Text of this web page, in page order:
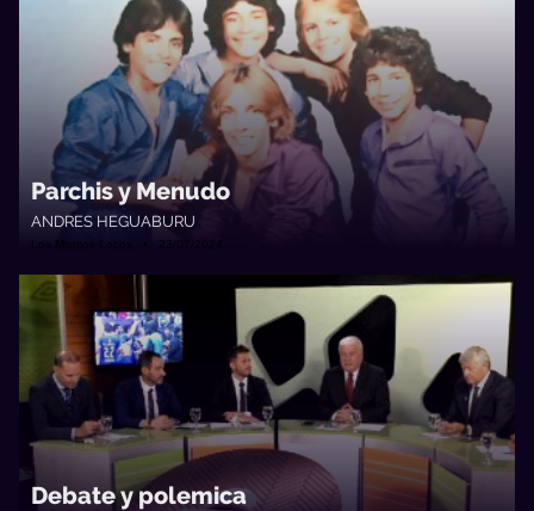
Parchis y Menudo
ANDRES HEGUABURU
Los Mismos Locos • 23/07/2024
Debate y polemica